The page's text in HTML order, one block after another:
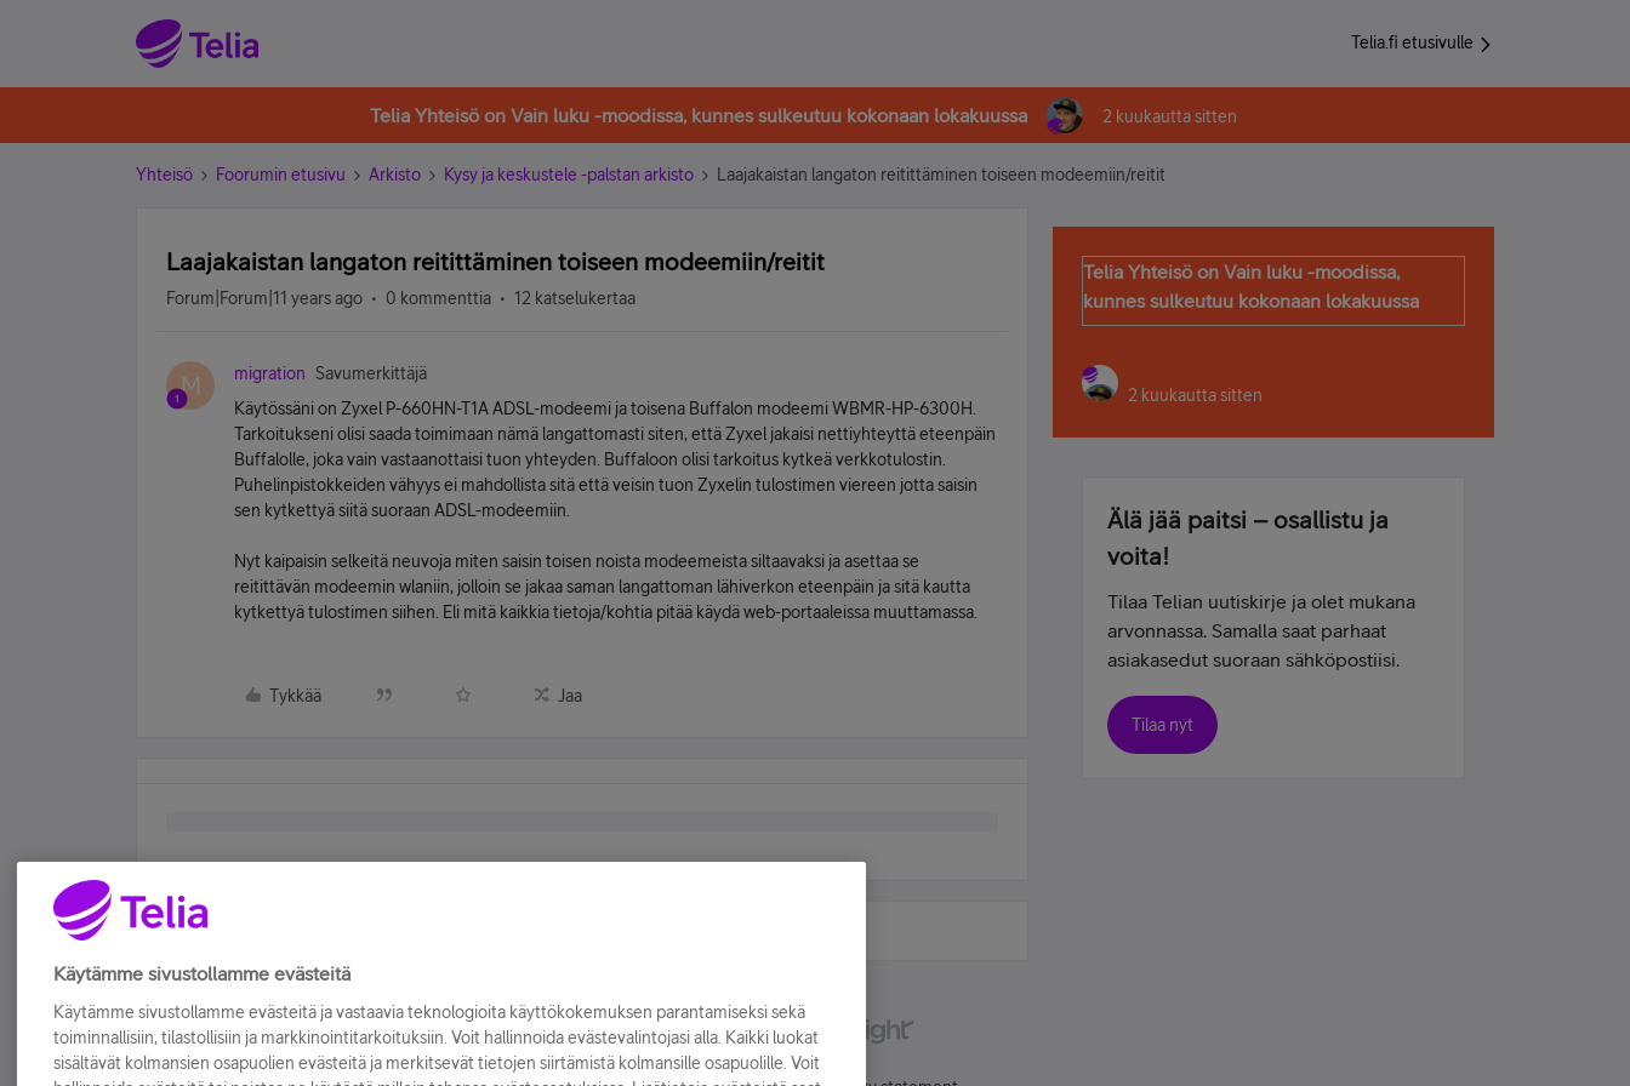
Telia.fi etusivulle
Telia Yhteisö on Vain luku -moodissa, kunnes sulkeutuu kokonaan lokakuussa 2 kuukautta sitten
Yhteisö Foorumin etusivu Arkisto Kysy ja keskustele -palstan arkisto Laajakaistan langaton reitittäminen toiseen modeemiin/reitit
Laajakaistan langaton reitittäminen toiseen modeemiin/reitit
Forum|Forum|11 years ago 0 kommenttia 12 katselukertaa
M migration
Savumerkittäjä
Käytössäni on Zyxel P-660HN-T1A ADSL-modeemi ja toisena Buffalon modeemi WBMR-HP-6300H.
Tarkoitukseni olisi saada toimimaan nämä langattomasti siten, että Zyxel jakaisi nettiyhteyttä eteenpäin
Buffalolle, joka vain vastaanottaisi tuon yhteyden. Buffaloon olisi tarkoitus kytkeä verkkotulostin.
Puhelinpistokkeiden vähyys ei mahdollista sitä että veisin tuon Zyxelin tulostimen viereen jotta saisin
sen kytkettyä siitä suoraan ADSL-modeemiin.
Nyt kaipaisin selkeitä neuvoja miten saisin toisen noista modeemeista siltaavaksi ja asettaa se
reitittävän modeemin wlaniin, jolloin se jakaa saman langattoman lähiverkon eteenpäin ja sitä kautta
kytkettyä tulostimen siihen. Eli mitä kaikkia tietoja/kohtia pitää käydä web-portaaleissa muuttamassa.
Tykkää Jaa
Telia Yhteisö on Vain luku -moodissa,
kunnes sulkeutuu kokonaan lokakuussa
2 kuukautta sitten
Älä jää paitsi – osallistu ja
voita!
Tilaa Telian uutiskirje ja olet mukana
arvonnassa. Samalla saat parhaat
asiakasedut suoraan sähköpostiisi.
Tilaa nyt
Käytämme sivustollamme evästeitä
Käytämme sivustollamme evästeitä ja vastaavia teknologioita käyttökokemuksen parantamiseksi sekä
toiminnallisiin, tilastollisiin ja markkinointitarkoituksiin. Voit hallinnoida evästevalintojasi alla. Kaikki luokat
sisältävät kolmansien osapuolien evästeitä ja merkitsevät tietojen siirtämistä kolmansille osapuolille. Voit